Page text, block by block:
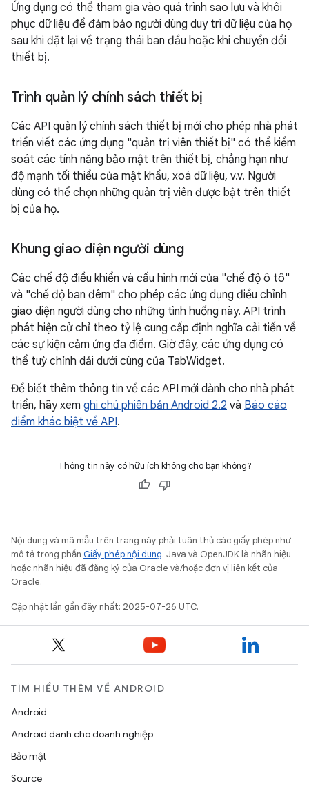
Ứng dụng có thể tham gia vào quá trình sao lưu và khôi
phục dữ liệu để đảm bảo người dùng duy trì dữ liệu của họ
sau khi đặt lại về trạng thái ban đầu hoặc khi chuyển đổi
thiết bị.
Trình quản lý chính sách thiết bị
Các API quản lý chính sách thiết bị mới cho phép nhà phát
triển viết các ứng dụng "quản trị viên thiết bị" có thể kiểm
soát các tính năng bảo mật trên thiết bị, chẳng hạn như
độ mạnh tối thiểu của mật khẩu, xoá dữ liệu, v.v. Người
dùng có thể chọn những quản trị viên được bật trên thiết
bị của họ.
Khung giao diện người dùng
Các chế độ điều khiển và cấu hình mới của "chế độ ô tô"
và "chế độ ban đêm" cho phép các ứng dụng điều chỉnh
giao diện người dùng cho những tình huống này. API trình
phát hiện cử chỉ theo tỷ lệ cung cấp định nghĩa cải tiến về
các sự kiện cảm ứng đa điểm. Giờ đây, các ứng dụng có
thể tuỳ chỉnh dải dưới cùng của TabWidget.
Để biết thêm thông tin về các API mới dành cho nhà phát
triển, hãy xem ghi chú phiên bản Android 2.2 và Báo cáo
điểm khác biệt về API.
Thông tin này có hữu ích không cho bạn không?
Nội dung và mã mẫu trên trang này phải tuân thủ các giấy phép như
mô tả trong phần Giấy phép nội dung. Java và OpenJDK là nhãn hiệu
hoặc nhãn hiệu đã đăng ký của Oracle và/hoặc đơn vị liên kết của
Oracle.
Cập nhật lần gần đây nhất: 2025-07-26 UTC.
TÌM HIỂU THÊM VỀ ANDROID
Android
Android dành cho doanh nghiệp
Bảo mật
Source